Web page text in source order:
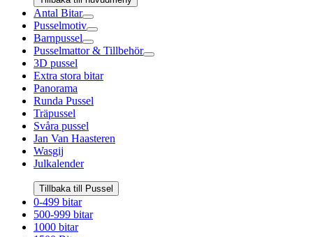
Antal Bitar
Pusselmotiv
Barnpussel
Pusselmattor & Tillbehör
3D pussel
Extra stora bitar
Panorama
Runda Pussel
Träpussel
Svåra pussel
Jan Van Haasteren
Wasgij
Julkalender
Tillbaka till Pussel
0-499 bitar
500-999 bitar
1000 bitar